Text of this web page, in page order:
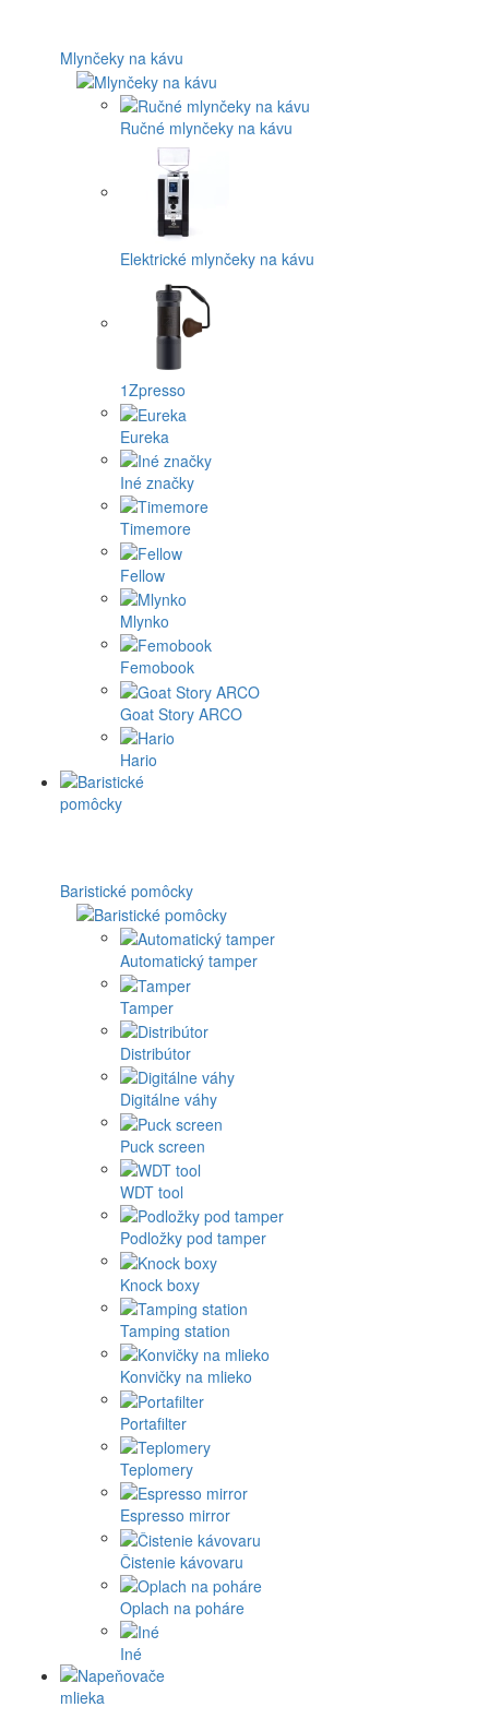
Mlynčeky na kávu
Ručné mlynčeky na kávu
Elektrické mlynčeky na kávu
1Zpresso
Eureka
Iné značky
Timemore
Fellow
Mlynko
Femobook
Goat Story ARCO
Hario
Baristické pomôcky
Automatický tamper
Tamper
Distribútor
Digitálne váhy
Puck screen
WDT tool
Podložky pod tamper
Knock boxy
Tamping station
Konvičky na mlieko
Portafilter
Teplomery
Espresso mirror
Čistenie kávovaru
Oplach na poháre
Iné